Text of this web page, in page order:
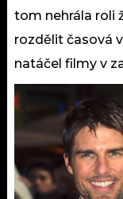
tom nehrála roli
rozdělit časová
natáčel filmy v